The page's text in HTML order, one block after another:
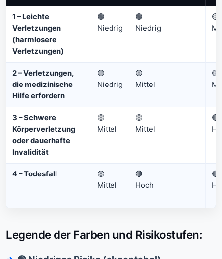
1 – Leichte
Verletzungen
(harmlosere
Verletzungen)
🟢
Niedrig
🟢
Niedrig
🟡
2 – Verletzungen,
die medizinische
Hilfe erfordern
🟢
Niedrig
🟡
Mittel
🟡
3 – Schwere
Körperverletzung
oder dauerhafte
Invalidität
🟡
Mittel
🟡
Mittel
🔴
4 – Todesfall
🟡
Mittel
🔴
Hoch
🔴
Legende der Farben und Risikostufen: